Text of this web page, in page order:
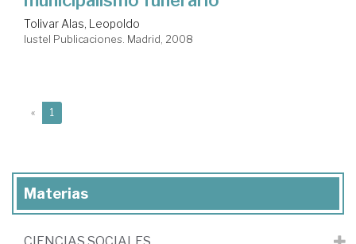
Tolivar Alas, Leopoldo
Iustel Publicaciones. Madrid, 2008
« 1
Materias